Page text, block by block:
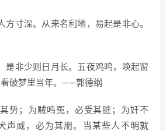
方寸深。从来名利地，易起是非心。
是非少则日月长。五夜鸡鸣，唤起窗
破梦里当年。——郭德纲
势；为贼鸣冤，必受其脏；为奸不
声威，必为其朋。当某些人不明就